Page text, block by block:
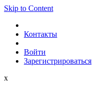
Skip to Content
Контакты
Войти
Зарегистрироваться
x